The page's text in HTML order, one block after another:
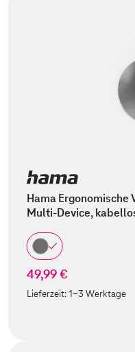
Hama Ergonomische
Multi-Device,
49,99 €
Lieferzeit:1-3 Werktage